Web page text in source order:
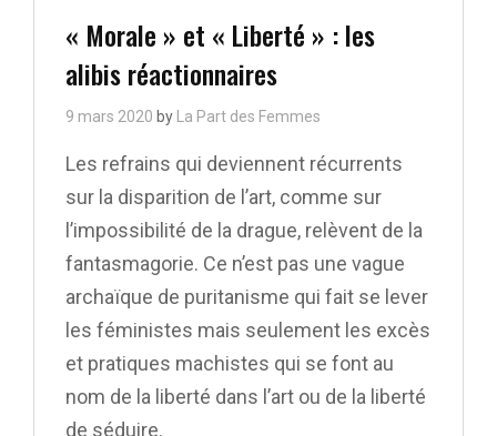
Links
« Morale » et « Liberté » : les
alibis réactionnaires
9 mars 2020 by La Part des Femmes
Les refrains qui deviennent récurrents
sur la disparition de l’art, comme sur
l’impossibilité de la drague, relèvent de la
fantasmagorie. Ce n’est pas une vague
archaïque de puritanisme qui fait se lever
les féministes mais seulement les excès
et pratiques machistes qui se font au
nom de la liberté dans l’art ou de la liberté
de séduire.